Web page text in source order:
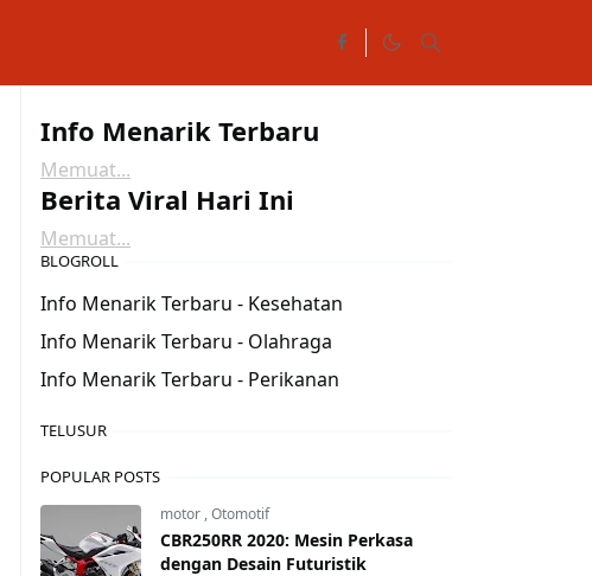
Info Menarik Terbaru
Memuat...
Berita Viral Hari Ini
Memuat...
BLOGROLL
Info Menarik Terbaru - Kesehatan
Info Menarik Terbaru - Olahraga
Info Menarik Terbaru - Perikanan
TELUSUR
POPULAR POSTS
motor ,Otomotif
CBR250RR 2020: Mesin Perkasa
dengan Desain Futuristik